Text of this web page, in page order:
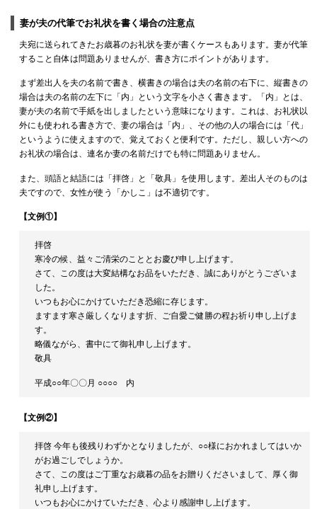
妻が夫の代筆でお礼状を書く場合の注意点
夫宛に送られてきたお歳暮のお礼状を妻が書くケースもあります。妻が代筆
すること自体は問題ありませんが、書き方にポイントがあります。
まず差出人を夫の名前で書き、横書きの場合は夫の名前の右下に、縦書きの
場合は夫の名前の左下に「内」という文字を小さく書きます。「内」とは、
妻が夫の名前で手紙を出しましたという意味になります。これは、お礼状以
外にも使われる書き方で、妻の場合は「内」、その他の人の場合には「代」
というように使えますので、覚えておくと便利です。ただし、親しい方への
お礼状の場合は、連名か妻の名前だけでも特に問題ありません。
また、頭語と結語には「拝啓」と「敬具」を使用します。差出人そのものは
夫ですので、女性が使う「かしこ」は不適切です。
【文例①】
拝啓
寒冷の候、益々ご清栄のこととお慶び申し上げます。
さて、この度は大変結構なお品をいただき、誠にありがとうございま
した。
いつもお心にかけていただき恐縮に存じます。
ますます寒さ厳しくなります折、ご自愛ご健勝の程お祈り申し上げま
す。
略儀ながら、書中にて御礼申し上げます。
敬具
平成○○年〇〇月 ○○○○ 内
【文例②】
拝啓 今年も後残りわずかとなりましたが、○○様におかれましてはいか
がお過ごしでしょうか。
さて、この度はご丁重なお歳暮の品をお贈りくださいまして、厚く御
礼申し上げます。
いつもお心にかけていただき、心より感謝申し上げます。